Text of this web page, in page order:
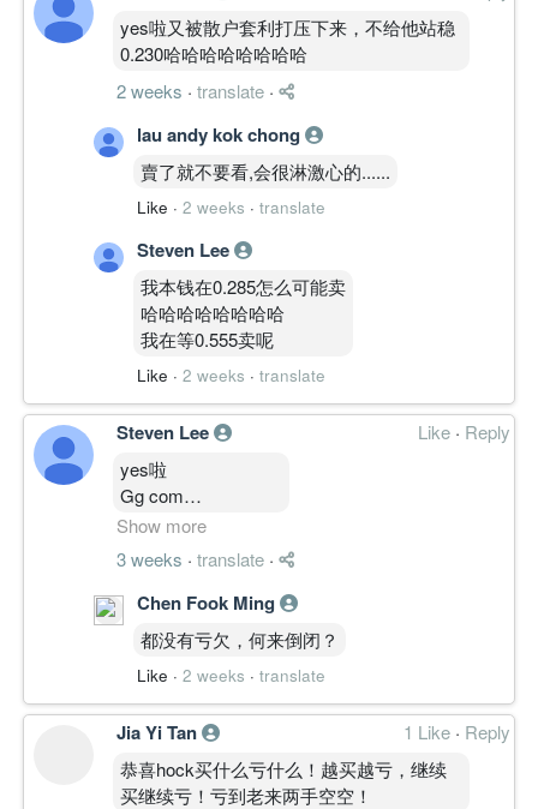
yes啦又被散户套利打压下来，不给他站稳
0.230哈哈哈哈哈哈哈哈
2 weeks · translate ·
lau andy kok chong
賣了就不要看,会很淋激心的......
Like · 2 weeks · translate
Steven Lee
我本钱在0.285怎么可能卖
哈哈哈哈哈哈哈哈
我在等0.555卖呢
Like · 2 weeks · translate
Steven Lee Like · Reply
yes啦
Gg com
等待业绩中的爆风雨
ipo 0.80
现在0.22
倒闭边缘
还是起死回生
就看2027年
Show more
3 weeks · translate ·
Chen Fook Ming
都没有亏欠，何来倒闭？
Like · 2 weeks · translate
Jia Yi Tan 1 Like · Reply
恭喜hock买什么亏什么！越买越亏，继续
买继续亏！亏到老来两手空空！